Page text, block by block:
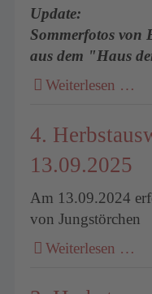
Update:
Sommerfotos von
aus dem "Haus
Weiterlesen …
4.
13.09.2025
Am 13.09.2024
von Jungstörchen
Weiterlesen …